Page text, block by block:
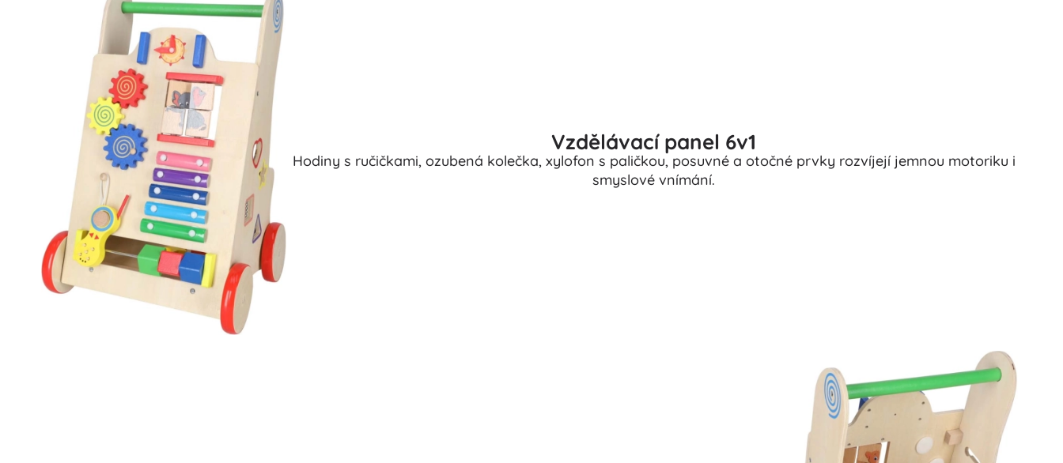
Vzdělávací panel 6v1
Hodiny s ručičkami, ozubená kolečka, xylofon s paličkou, posuvné a otočné prvky rozvíjejí jemnou motoriku i
smyslové vnímání.